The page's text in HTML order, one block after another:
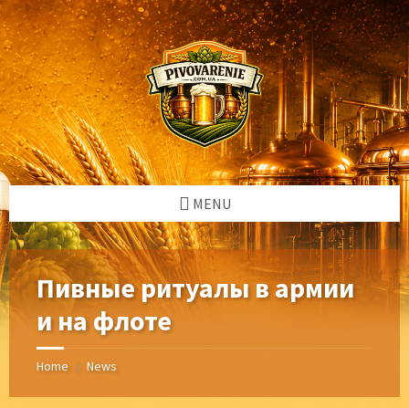
Skip
to
content
Skip
to
left
sidebar
Skip
to
right
sidebar
Skip
to
footer
MENU
Пивные ритуалы в армии
и на флоте
Home / News